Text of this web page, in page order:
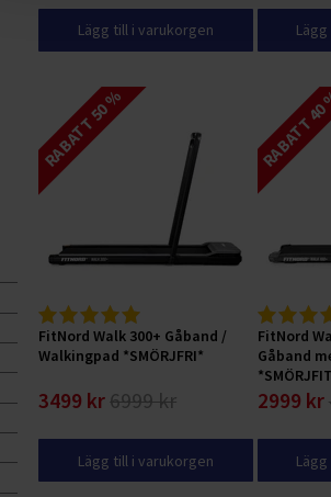
Lägg till i varukorgen
RABATT 50 %
FitNord Walk 300+ Gåband /
Walkingpad *SMÖRJFRI*
3499 kr 6999 kr
Lägg till i varukorgen
RABATT
FitNord
Gåband
2999 kr